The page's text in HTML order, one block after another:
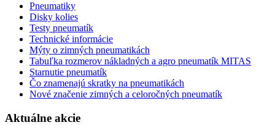
Pneumatiky
Disky kolies
Testy pneumatík
Technické informácie
Mýty o zimných pneumatikách
Tabuľka rozmerov nákladných a agro pneumatík MITAS
Starnutie pneumatík
Čo znamenajú skratky na pneumatikách
Nové značenie zimných a celoročných pneumatík
Aktuálne akcie